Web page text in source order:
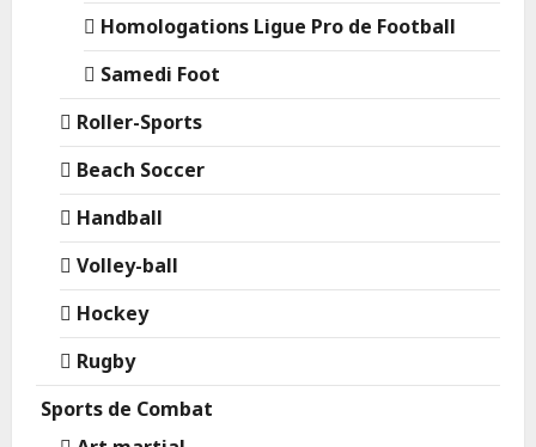
Homologations Ligue Pro de Football
Samedi Foot
Roller-Sports
Beach Soccer
Handball
Volley-ball
Hockey
Rugby
Sports de Combat